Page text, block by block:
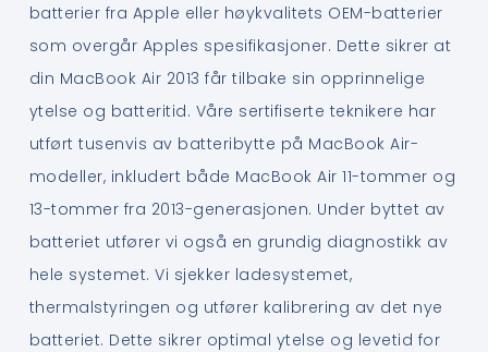
batterier fra Apple eller høykvalitets OEM-batterier
som overgår Apples spesifikasjoner. Dette sikrer at
din MacBook Air 2013 får tilbake sin opprinnelige
ytelse og batteritid. Våre sertifiserte teknikere har
utført tusenvis av batteribytte på MacBook Air-
modeller, inkludert både MacBook Air 11-tommer og
13-tommer fra 2013-generasjonen. Under byttet av
batteriet utfører vi også en grundig diagnostikk av
hele systemet. Vi sjekker ladesystemet,
thermalstyringen og utfører kalibrering av det nye
batteriet. Dette sikrer optimal ytelse og levetid for